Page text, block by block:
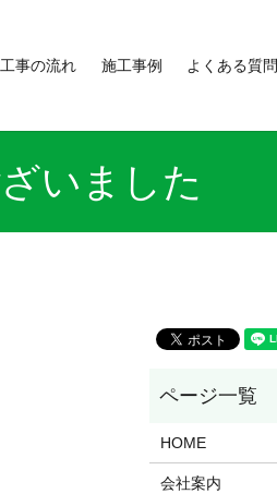
工事の流れ 施工事例 よくある質問
いました
HOME
会社案内